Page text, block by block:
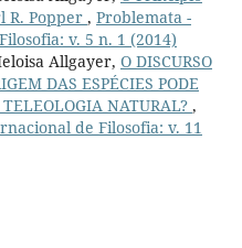
R. Popper , Problemata -
v. 5 n. 1 (2014)
Allgayer, O DISCURSO
DAS ESPÉCIES PODE
NATURAL? ,
de Filosofia: v. 11